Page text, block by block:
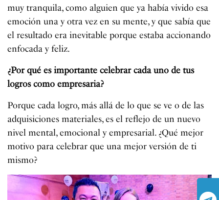
muy tranquila, como alguien que ya había vivido esa
emoción una y otra vez en su mente, y que sabía que
el resultado era inevitable porque estaba accionando
enfocada y feliz.
¿Por qué es importante celebrar cada uno de tus
logros como empresaria?
Porque cada logro, más allá de lo que se ve o de las
adquisiciones materiales, es el reflejo de un nuevo
nivel mental, emocional y empresarial. ¿Qué mejor
motivo para celebrar que una mejor versión de ti
mismo?